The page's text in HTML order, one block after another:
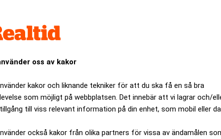
oss av kakor
kakor och liknande tekniker för att du ska få en så bra
som möjligt på webbplatsen. Det innebär att vi lagrar och/
till viss relevant information på din enhet, som mobil eller
också kakor från olika partners för vissa av ändamålen